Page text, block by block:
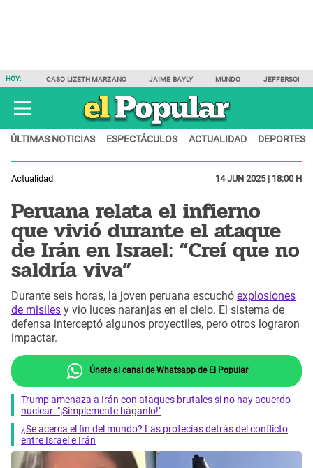
HOY: CASO LIZETH MARZANO JAIME BAYLY MUNDO JEFFERSON
ÚLTIMAS NOTICIAS ESPECTÁCULOS ACTUALIDAD DEPORTES
Actualidad 14 JUN 2025 | 18:00 H
Peruana relata el infierno
que vivió durante el ataque
de Irán en Israel: “Creí que no
saldría viva”
Durante seis horas, la joven peruana escuchó explosiones
de misiles y vio luces naranjas en el cielo. El sistema de
defensa interceptó algunos proyectiles, pero otros lograron
impactar.
Únete al canal de Whatsapp de El Popular
Trump amenaza a Irán con ataques brutales si no hay acuerdo
nuclear: "¡Simplemente háganlo!"
¿Se acerca el fin del mundo? Las profecías detrás del conflicto
entre Israel e Irán